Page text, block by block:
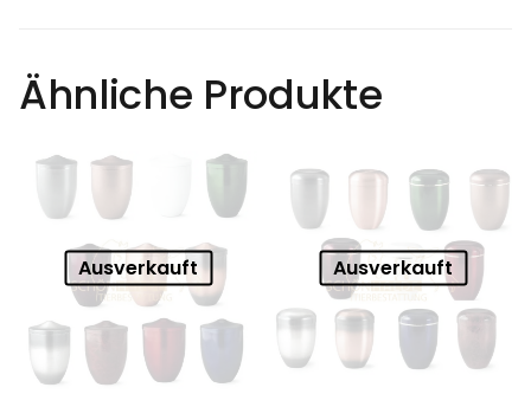
Ähnliche Produkte
Ausverkauft Ausverkauft